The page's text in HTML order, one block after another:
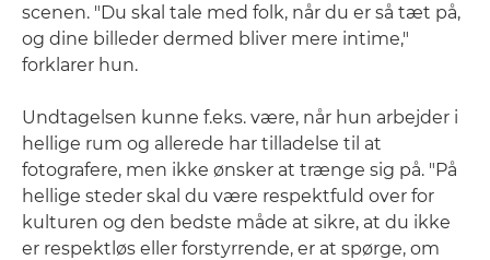
scenen. "Du skal tale med folk, når du er så tæt på,
og dine billeder dermed bliver mere intime,"
forklarer hun.
Undtagelsen kunne f.eks. være, når hun arbejder i
hellige rum og allerede har tilladelse til at
fotografere, men ikke ønsker at trænge sig på. "På
hellige steder skal du være respektfuld over for
kulturen og den bedste måde at sikre, at du ikke
er respektløs eller forstyrrende, er at spørge, om